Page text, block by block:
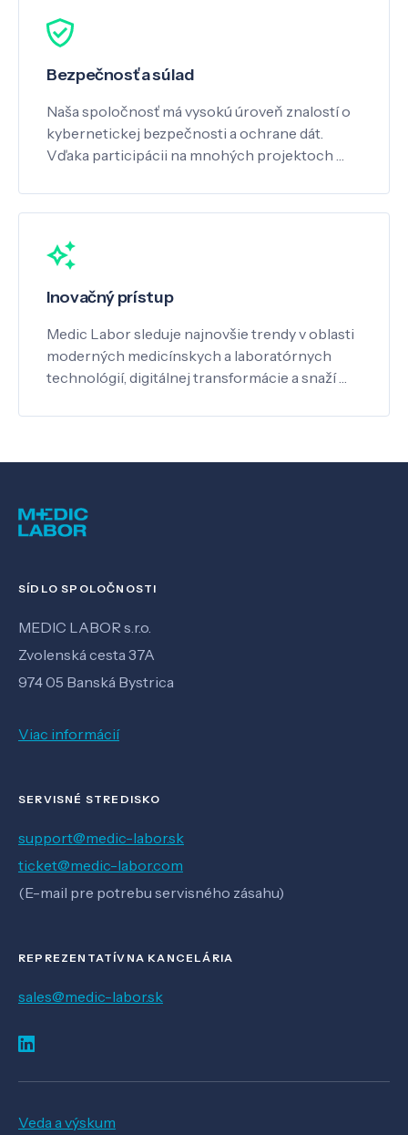
Bezpečnosť a súlad
Naša spoločnosť má vysokú úroveň znalostí o
kybernetickej bezpečnosti a ochrane dát.
Vďaka participácii na mnohých projektoch …
Inovačný prístup
Medic Labor sleduje najnovšie trendy v oblasti
moderných medicínskych a laboratórnych
technológií, digitálnej transformácie a snaží …
SÍDLO SPOLOČNOSTI
MEDIC LABOR s.r.o.
Zvolenská cesta 37A
974 05 Banská Bystrica
Viac informácií
SERVISNÉ STREDISKO
support@medic-labor.sk
ticket@medic-labor.com
(E-mail pre potrebu servisného zásahu)
REPREZENTATÍVNA KANCELÁRIA
sales@medic-labor.sk
Veda a výskum